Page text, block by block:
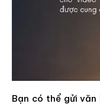
Bạn có thể gửi